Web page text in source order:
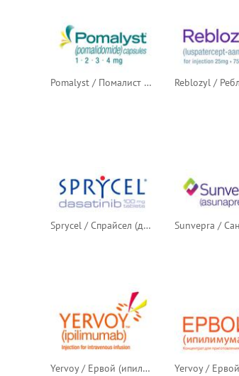
Pomalyst / Помалист (помалидомид)
Sprycel / Спрайсел (дазатиниб)
Yervoy / Ервой (ипилимумаб)